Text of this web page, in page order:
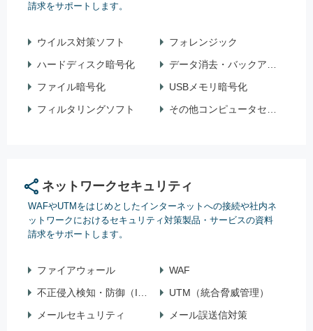
請求をサポートします。
ウイルス対策ソフト
フォレンジック
ハードディスク暗号化
データ消去・バックアップ
ファイル暗号化
USBメモリ暗号化
フィルタリングソフト
その他コンピュータセキュリティ
ネットワークセキュリティ
WAFやUTMをはじめとしたインターネットへの接続や社内ネ
ットワークにおけるセキュリティ対策製品・サービスの資料
請求をサポートします。
ファイアウォール
WAF
不正侵入検知・防御（IPS・IDS）
UTM（統合脅威管理）
メールセキュリティ
メール誤送信対策